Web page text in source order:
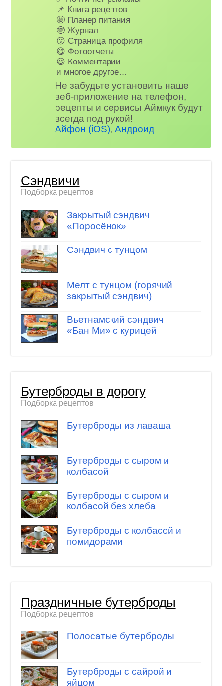
📌 Книга рецептов
🤩 Планер питания
🤓 Журнал
😗 Страница профиля
😋 Фотоотчеты
😃 Комментарии
и многое другое…
Не забудьте установить наше
веб-приложение на телефон,
рецепты и сервисы Аймкук будут
всегда под рукой!
Айфон (iOS),Андроид
Сэндвичи
Подборка рецептов
Закрытый сэндвич
«Поросёнок»
Сэндвич с тунцом
Мелт с тунцом (горячий
закрытый сэндвич)
Вьетнамский сэндвич
«Бан Ми» с курицей
Бутерброды в дорогу
Подборка рецептов
Бутерброды из лаваша
Бутерброды с сыром и
колбасой
Бутерброды с сыром и
колбасой без хлеба
Бутерброды с колбасой и
помидорами
Праздничные бутерброды
Подборка рецептов
Полосатые бутерброды
Бутерброды с сайрой и
яйцом